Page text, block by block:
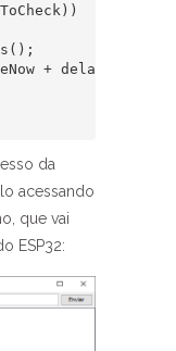
+
da
acessando
que vai
ESP32: